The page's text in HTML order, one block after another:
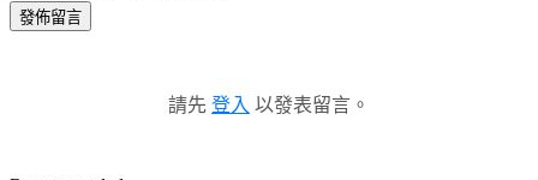
發佈留言
請先 登入 以發表留言。